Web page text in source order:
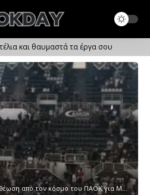
και θαυμαστά τα έργα σου
από τον κόσμο του ΠΑΟΚ για Μπούτσκο και παίκτες